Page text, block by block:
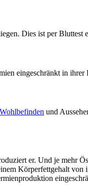
Dies ist per Bluttest
eingeschränkt in
Wohlbefinden und
er. Und je mehr
Körperfettgehalt